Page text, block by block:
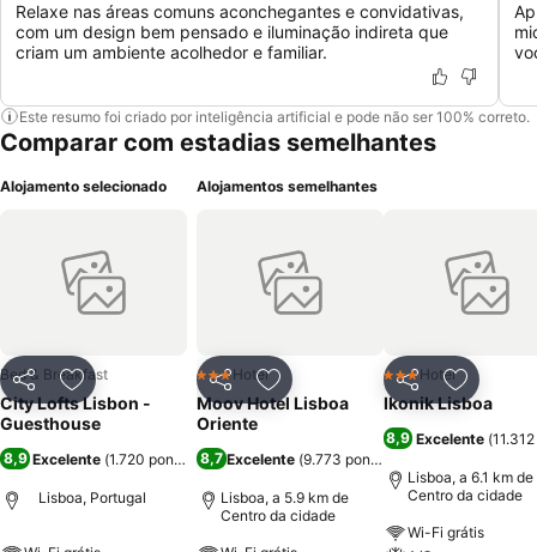
Relaxe nas áreas comuns aconchegantes e convidativas,
com um design bem pensado e iluminação indireta que
criam um ambiente acolhedor e familiar.
Este resumo foi criado por inteligência artificial e pode não ser 100% correto.
Comparar com estadias semelhantes
Alojamento selecionado
PartilharAdicionar aos favoritos
Bed & Breakfast
City Lofts Lisbon -
Guesthouse
8,9 Excelente (1.720 pontuações)
Lisboa, Portugal
Alojamentos semelhantes
PartilharAdicionar aos favoritos
3 Estrelas
Hotel
Moov Hotel Lisboa
Oriente
8,7 Excelente (9.773 pontuações
Lisboa, a 5.9 km de
Centro da cidade
Partilhar
3 Estrelas
Hotel
Ikonik Lisboa
8,9 Excelente (
Lisboa, a 6.1 km de
Centro da cidade
Wi-Fi grátis